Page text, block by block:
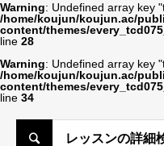
Warning: Undefined array key
/home/koujun/koujun.ac/
content/themes/
line 28
Warning: Undefined array key
/home/koujun/koujun.ac/
content/themes/
line 34
レッスンの詳細